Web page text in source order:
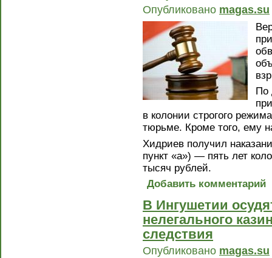
Опубликовано magas.su
По
в колонии строгого
тюрьме. Кроме того, ему
Хидриев получил
пункт «а») — пять лет
тысяч рублей.
Добавить комментарий
В Ингушетии
нелегального
следствия
Опубликовано magas.su